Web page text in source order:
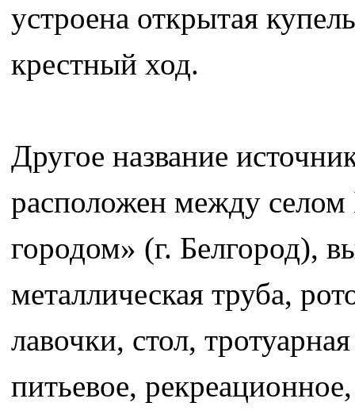
устроена открытая
крестный ход.
Другое название
расположен между
городом» (г. Белгород),
металлическая труба,
лавочки, стол,
питьевое,